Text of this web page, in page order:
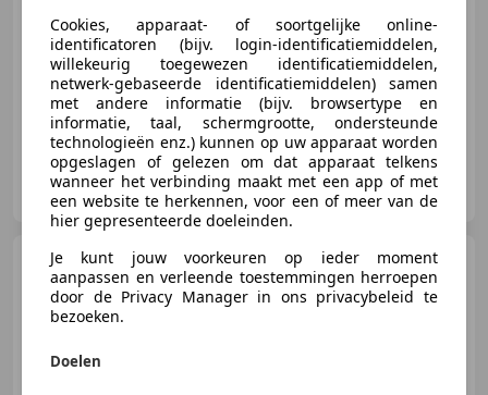
01/2003 199.832 km Benzine 148 kW (201 PK)
Withuis Auto's B.V.
NL-4261 TV WIJK EN AALBURG
Lexus RX 300
3.0 V6 AWD
AUT Executive 136.750 Km
Youngtimer
Cookies, apparaat- of soortgelijke online-
identificatoren (bijv. login-identificatiemiddelen,
willekeurig toegewezen identificatiemiddelen,
netwerk-gebaseerde identificatiemiddelen) samen
met andere informatie (bijv. browsertype en
informatie, taal, schermgrootte, ondersteunde
technologieën enz.) kunnen op uw apparaat worden
opgeslagen of gelezen om dat apparaat telkens
wanneer het verbinding maakt met een app of met
een website te herkennen, voor een of meer van de
hier gepresenteerde doeleinden.
Je kunt jouw voorkeuren op ieder moment
aanpassen en verleende toestemmingen herroepen
door de Privacy Manager in ons privacybeleid te
bezoeken.
Doelen